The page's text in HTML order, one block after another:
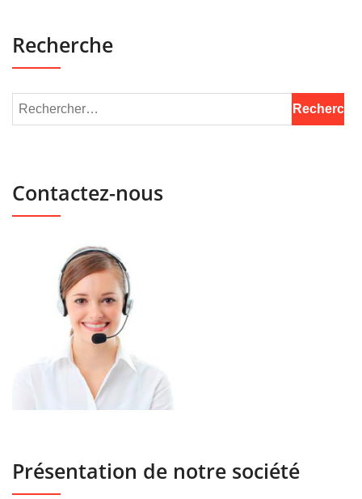
Recherche
Contactez-nous
Présentation de notre société